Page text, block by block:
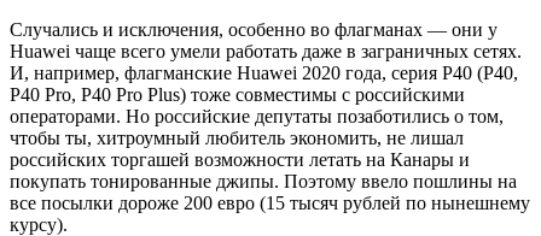
Случались и исключения, особенно во флагманах — они у
Huawei чаще всего умели работать даже в заграничных сетях.
И, например, флагманские Huawei 2020 года, серия P40 (P40,
P40 Pro, P40 Pro Plus) тоже совместимы с российскими
операторами. Но российские депутаты позаботились о том,
чтобы ты, хитроумный любитель экономить, не лишал
российских торгашей возможности летать на Канары и
покупать тонированные джипы. Поэтому ввело пошлины на
все посылки дороже 200 евро (15 тысяч рублей по нынешнему
курсу).